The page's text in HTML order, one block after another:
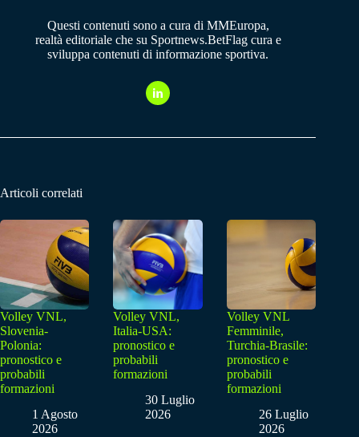
Questi contenuti sono a cura di MMEuropa,
realtà editoriale che su Sportnews.BetFlag cura e
sviluppa contenuti di informazione sportiva.
Articoli correlati
Volley VNL,
Slovenia-
Polonia:
pronostico e
probabili
formazioni
1 Agosto
2026
Volley VNL,
Italia-USA:
pronostico e
probabili
formazioni
30 Luglio
2026
Volley VNL
Femminile,
Turchia-Brasile:
pronostico e
probabili
formazioni
26 Luglio
2026